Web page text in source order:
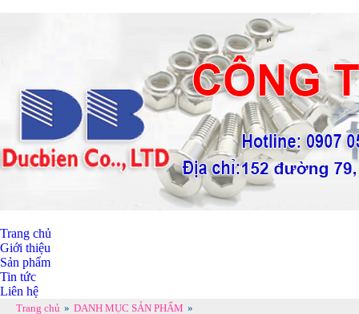
Trang chủ
Giới thiệu
Sản phẩm
Tin tức
Liên hệ
Trang chủ » DANH MỤC SẢN PHẨM »